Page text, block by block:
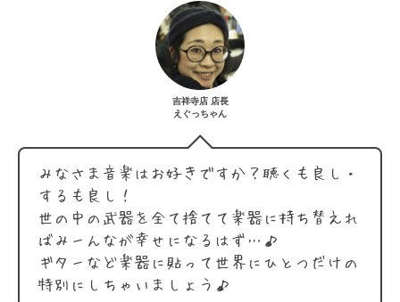
吉祥寺店 店長
えぐっちゃん
みなさま音楽はお好きですか？聴くも良し・
するも良し！
世の中の武器を全て捨てて楽器に持ち替えれ
ばみーんなが幸せになるはず…♪
ギターなど楽器に貼って世界にひとつだけの
特別にしちゃいましょう♪